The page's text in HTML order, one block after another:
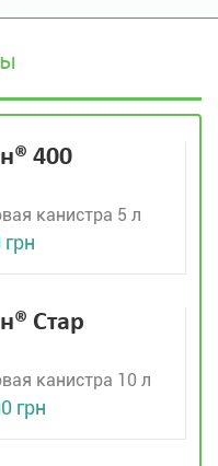
400
канистра 5 л
Стар
канистра 10 л
грн